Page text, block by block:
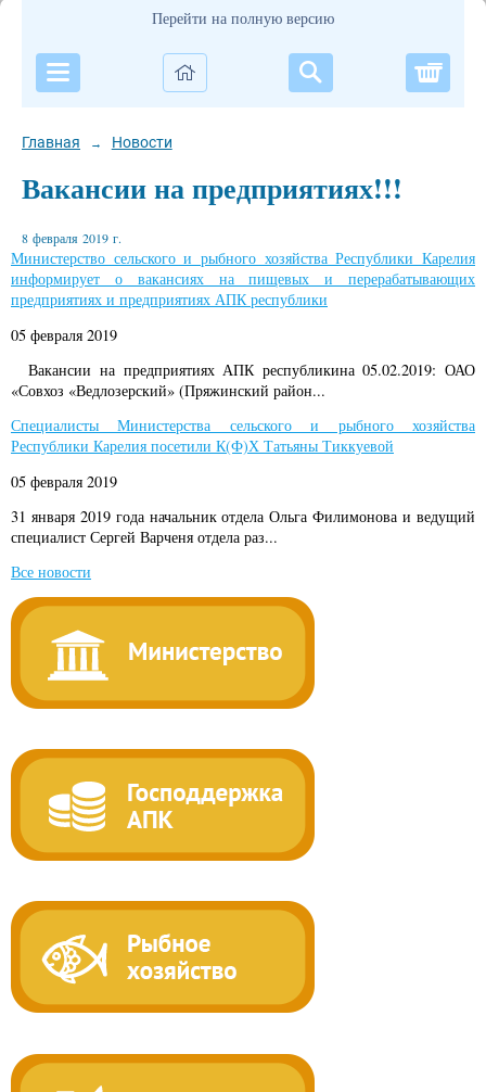
Перейти на полную версию
Главная → Новости
Вакансии на предприятиях!!!
8 февраля 2019 г.
Министерство сельского и рыбного хозяйства Республики Карелия
информирует о вакансиях на пищевых и перерабатывающих
предприятиях и предприятиях АПК республики
05 февраля 2019
Вакансии на предприятиях АПК республикина 05.02.2019: ОАО
«Совхоз «Ведлозерский» (Пряжинский район...
Специалисты Министерства сельского и рыбного хозяйства
Республики Карелия посетили К(Ф)Х Татьяны Тиккуевой
05 февраля 2019
31 января 2019 года начальник отдела Ольга Филимонова и ведущий
специалист Сергей Варченя отдела раз...
Все новости